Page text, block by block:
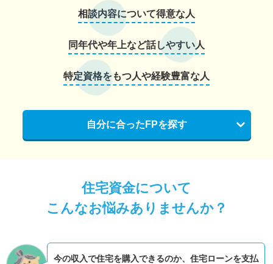
相談内容について得意な人
同年代や年上など話しやすい人
特定資格をもつ人や経験豊富な人
自分に合ったFPを探す
住宅資金について
こんなお悩みありませんか？
今の収入で住宅を購入できるのか、 住宅ローンを支払